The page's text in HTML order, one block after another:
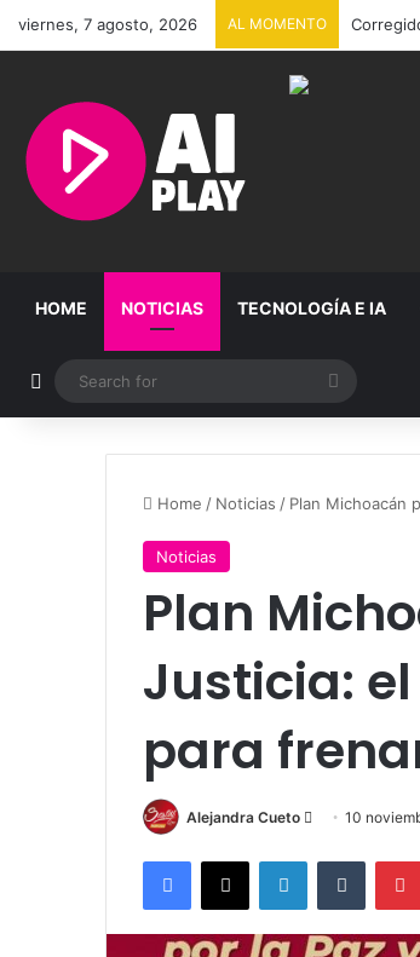
viernes, 7 agosto, 2026 AL MOMENTO
HOME NOTICIAS TECNOLOGÍA E IA
Random Article
Search
for
Home / Noticias / Plan Michoacán
Noticias
Plan
Justicia:
para
Alejandra Cueto
Send
email
10
Facebook
X LinkedInTumblr